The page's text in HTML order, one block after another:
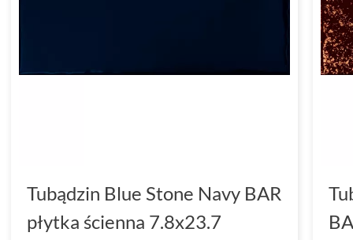
Tubądzin Blue Stone Navy BAR
płytka ścienna 7.8x23.7